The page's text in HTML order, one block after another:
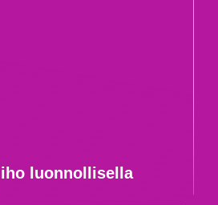
luonnollisella